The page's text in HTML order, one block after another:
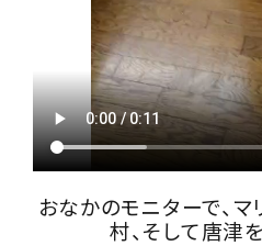
おなかのモニターで、
村、そして唐津